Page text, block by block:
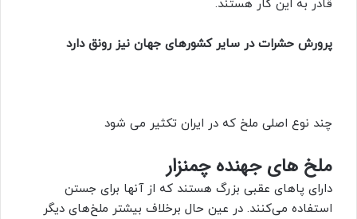
قادر به این کار هستند.
پرورش حشرات در سایر کشورهای جهان نیز رونق دارد
چند نوع اصلی ملخ که در ایران تکثیر می شود
ملخ‌ های جهنده چمنزار
دارای پاهای عقبی بزرگ هستند که از آنها برای جستن
استفاده می‌کنند. در عین حال برخلاف بیشتر ملخ‌های دیگر